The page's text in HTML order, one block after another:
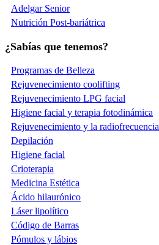
Adelgar Senior
Nutrición Post-bariátrica
¿Sabías que tenemos?
Programas de Belleza
Rejuvenecimiento coolifting
Rejuvenecimiento LPG facial
Higiene facial y terapia fotodinámica
Rejuvenecimiento y la radiofrecuencia
Depilación
Higiene facial
Crioterapia
Medicina Estética
Ácido hilaurónico
Láser lipolítico
Código de Barras
Pómulos y lábios